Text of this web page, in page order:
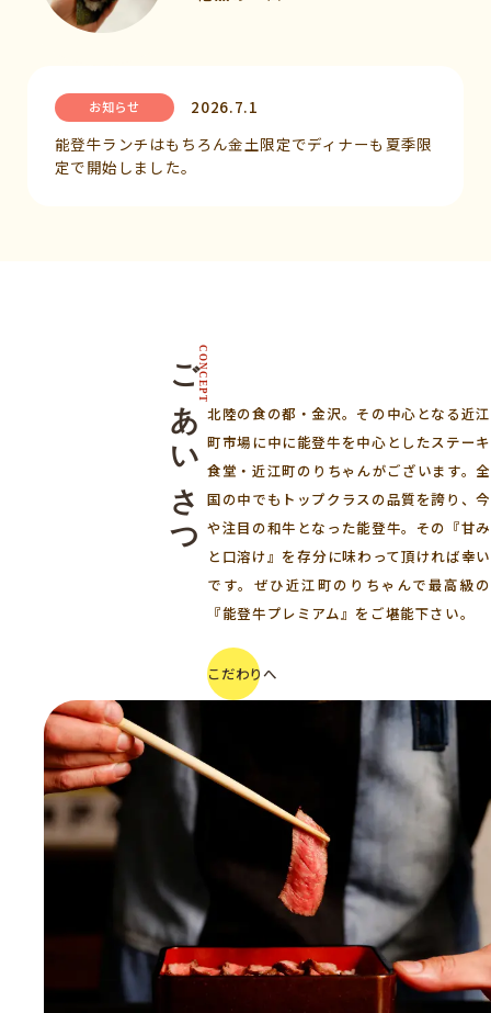
お知らせ
2026.7.1
能登牛ランチはもちろん金土限定でディナーも夏季限
定で開始しました。
CONCEPT
ごあいさつ 北陸の食の都・金沢。その中心となる近江
町市場に中に能登牛を中心としたステーキ
食堂・近江町のりちゃんがございます。全
国の中でもトップクラスの品質を誇り、今
や注目の和牛となった能登牛。その『甘み
と口溶け』を存分に味わって頂ければ幸い
です。ぜひ近江町のりちゃんで最高級の
『能登牛プレミアム』をご堪能下さい。
こだわりへ